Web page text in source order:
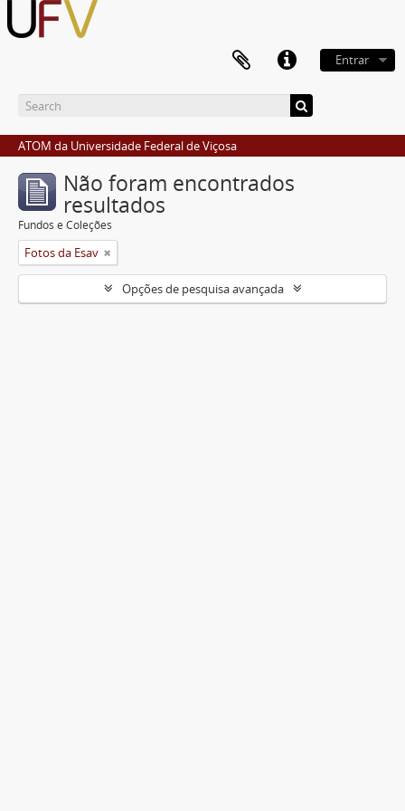
Entrar
ATOM da Universidade Federal de Viçosa
Não foram encontrados
resultados
Fundos e Coleções
Fotos da Esav
Opções de pesquisa avançada